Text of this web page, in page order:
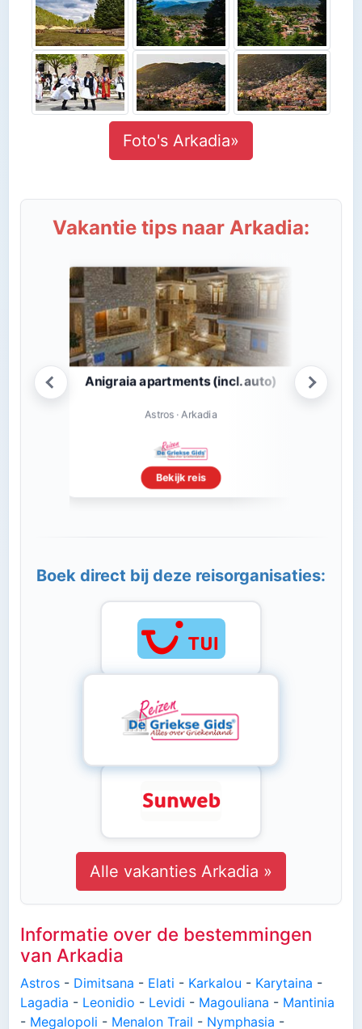
Foto's Arkadia»
Vakantie tips naar Arkadia:
Anigraia apartments (incl. auto)
Astros · Arkadia
Bekijk reis
Boek direct bij deze reisorganisaties:
Alle vakanties Arkadia »
Informatie over de bestemmingen
van Arkadia
Astros - Dimitsana - Elati - Karkalou - Karytaina -
Lagadia - Leonidio - Levidi - Magouliana - Mantinia
- Megalopoli - Menalon Trail - Nymphasia -